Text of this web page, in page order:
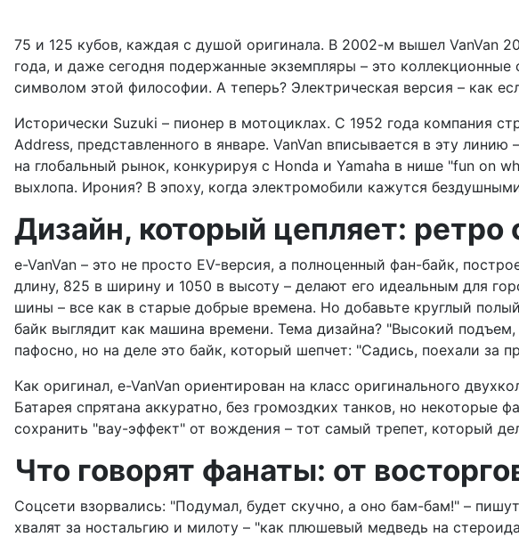
75 и 125 кубов, каждая с душой оригинала. В 2002-м вышел VanVan
года, и даже сегодня подержанные экземпляры – это
символом этой философии. А теперь? Электрическая версия – как
Исторически Suzuki – пионер в мотоциклах. С 1952 года компания
Address, представленного в январе. VanVan вписывается в эту
на глобальный рынок, конкурируя с Honda и Yamaha в нише "fun on
выхлопа. Ирония? В эпоху, когда электромобили кажутся
Дизайн, который цепляет: ретро
e-VanVan – это не просто EV-версия, а полноценный фан-байк,
длину, 825 в ширину и 1050 в высоту – делают его идеальным для
шины – все как в старые добрые времена. Но добавьте круглый
байк выглядит как машина времени. Тема дизайна? "Высокий
пафосно, но на деле это байк, который шепчет: "Садись, поехали за
Как оригинал, e-VanVan ориентирован на класс оригинального
Батарея спрятана аккуратно, без громоздких танков, но некоторые
сохранить "вау-эффект" от вождения – тот самый трепет, который
Что говорят фанаты: от
Соцсети взорвались: "Подумал, будет скучно, а оно бам-бам!" –
хвалят за ностальгию и милоту – "как плюшевый медведь на